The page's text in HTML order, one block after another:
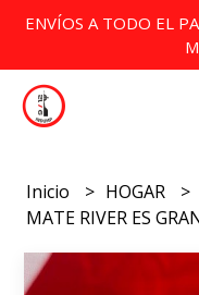
ENVÍOS A TODO EL
Inicio HOGAR
MATE RIVER ES